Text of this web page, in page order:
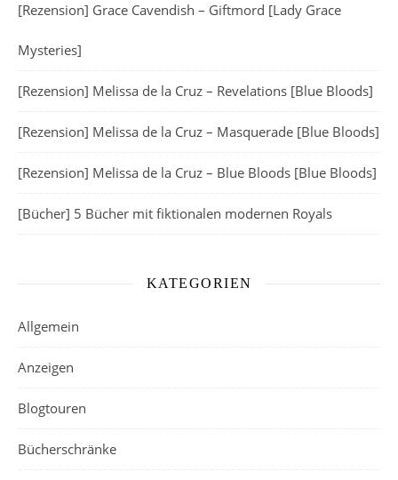
[Rezension] Grace Cavendish – Giftmord [Lady Grace
Mysteries]
[Rezension] Melissa de la Cruz – Revelations [Blue Bloods]
[Rezension] Melissa de la Cruz – Masquerade [Blue Bloods]
[Rezension] Melissa de la Cruz – Blue Bloods [Blue Bloods]
[Bücher] 5 Bücher mit fiktionalen modernen Royals
KATEGORIEN
Allgemein
Anzeigen
Blogtouren
Bücherschränke